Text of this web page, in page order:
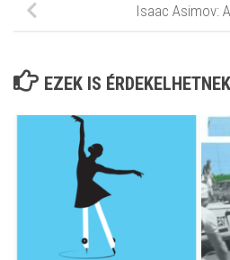
Isaac Asimov:
EZEK IS